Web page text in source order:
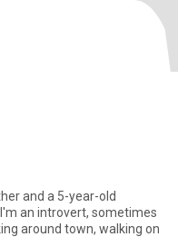
and a 5-year-old
an introvert, sometimes
around town, walking on